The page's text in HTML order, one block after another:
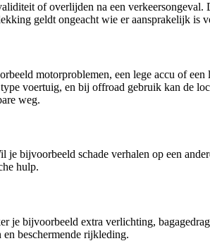
of overlijden na een verkeersongeval.
geldt ongeacht wie er aansprakelijk is
motorproblemen, een lege accu of een
voertuig, en bij offroad gebruik kan de
weg.
bijvoorbeeld schade verhalen op een
hulp.
je bijvoorbeeld extra verlichting,
beschermende rijkleding.